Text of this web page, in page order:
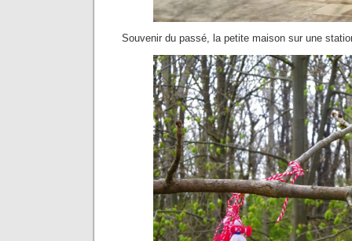
Souvenir du passé, la petite maison sur une